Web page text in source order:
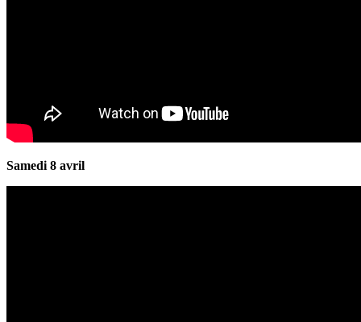
Samedi 8 avril